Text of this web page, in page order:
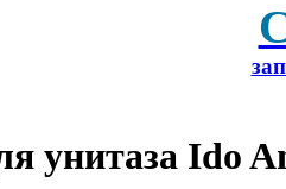
унитаза Ido